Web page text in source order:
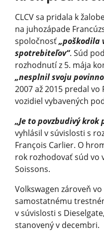
CLCV sa pridala k
na juhozápade
spoločnosť„poškodila
spotrebiteľov“. Súd
rozhodnutí z 5. mája
„nesplnil svoju
2007 až 2015 predal
vozidiel vybavených
„Je to povzbudivý krok
vyhlásil v súvislosti s
François Carlier. O
rok rozhodovať súd vo
Soissons.
Volkswagen zároveň
samostatnému
v súvislosti s
stanovený v decembri.